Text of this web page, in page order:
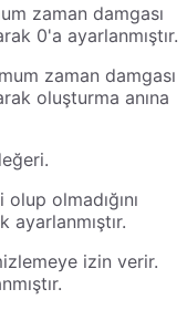
zaman damgası
0'a ayarlanmıştır.
zaman damgası
oluşturma anına
olmadığını
izin verir.